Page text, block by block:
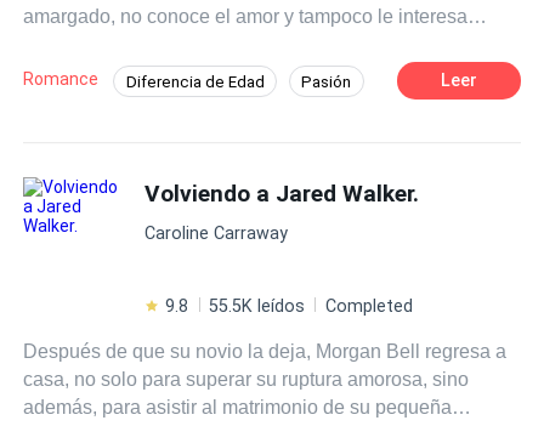
amargado, no conoce el amor y tampoco le interesa
valga la pena, hasta que llega ella. Eva Larsson es fuerte,
sabe lo que quiere y no duda en conseguirlo, es
que el coronel Campbell se atraviesa en su camino. En
medio de una guerra, Eros, Eva y Aaron tendrán que
luchar por la protección de su país, sin embargo, Eros y
contra sus sentimientos, ambos se envolverán en una red
escapar fácilmente.
Romance Diferencia de Edad Pasión
Secretario/a Mujeriego
Leer
Volviendo a Jared Walker.
Caroline Carraway
9.8 55.5K leídos Completed
Después de que su novio la deja, Morgan Bell regresa a
casa, no solo para superar su ruptura amorosa, sino
además, para asistir al matrimonio de su pequeña